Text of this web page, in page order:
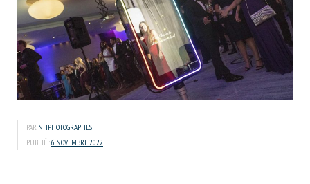
PAR NHPHOTOGRAPHES
PUBLIÉ :6 NOVEMBRE 2022